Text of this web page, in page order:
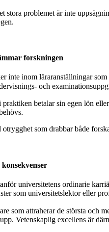
stora problemet är inte
forskningen
inte inom läraranställningar
och
betalar sin egen lön
otrygghet som drabbar både
universitetens ordinarie
som universitetslektor eller
som attraherar de största och
Vetenskaplig excellens är